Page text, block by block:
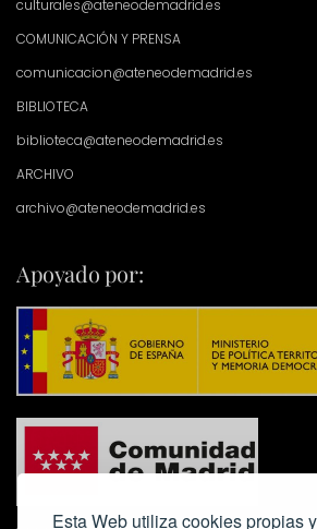
Esta Web utiliza cookies propias
culturales@ateneodemadrid.es
COMUNICACIÓN Y PRENSA
comunicacion@ateneodemadrid.es
BIBLIOTECA
biblioteca@ateneodemadrid.es
ARCHIVO
archivo@ateneodemadrid.es
Apoyado por: